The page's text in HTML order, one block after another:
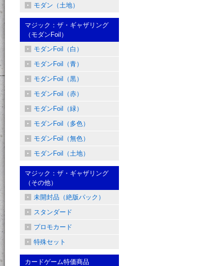
モダン（土地）
マジック：ザ・ギャザリング
（モダンFoil）
モダンFoil（白）
モダンFoil（青）
モダンFoil（黒）
モダンFoil（赤）
モダンFoil（緑）
モダンFoil（多色）
モダンFoil（無色）
モダンFoil（土地）
マジック：ザ・ギャザリング
（その他）
未開封品（絶版パック）
スタンダード
プロモカード
特殊セット
カードゲーム特価商品